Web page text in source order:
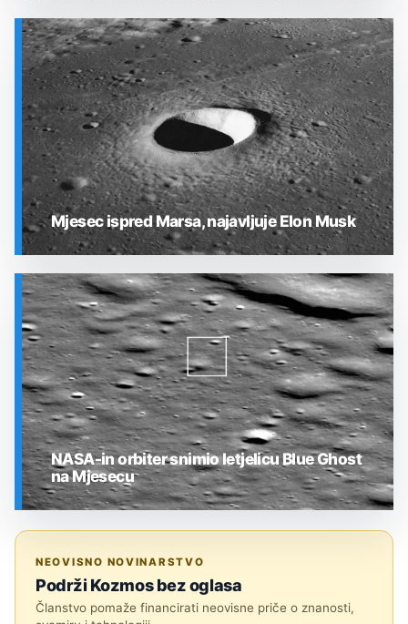
SVEMIR
SVEMIR
Mjesec ispred Marsa, najavljuje Elon Musk
NASA-in orbiter snimio letjelicu Blue Ghost
na Mjesecu
NEOVISNO NOVINARSTVO
Podrži Kozmos bez oglasa
Članstvo pomaže financirati neovisne priče o znanosti,